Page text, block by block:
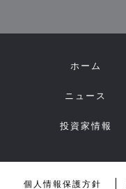
ホーム
ニュース
投資家情報
個人情報保護方針